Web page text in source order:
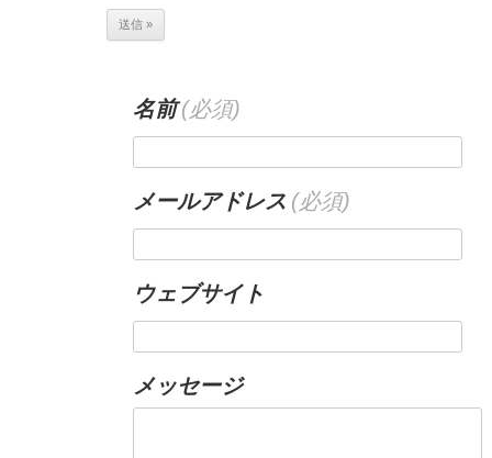
名前 (必須)
メールアドレス (必須)
ウェブサイト
メッセージ